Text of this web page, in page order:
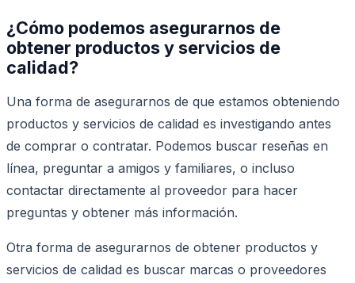
¿Cómo podemos asegurarnos de
obtener productos y servicios de
calidad?
Una forma de asegurarnos de que estamos obteniendo
productos y servicios de calidad es investigando antes
de comprar o contratar. Podemos buscar reseñas en
línea, preguntar a amigos y familiares, o incluso
contactar directamente al proveedor para hacer
preguntas y obtener más información.
Otra forma de asegurarnos de obtener productos y
servicios de calidad es buscar marcas o proveedores